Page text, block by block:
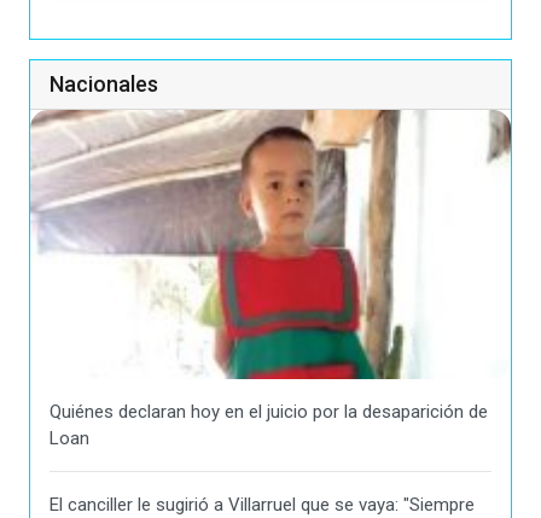
Nacionales
Quiénes declaran hoy en el juicio por la desaparición de
Loan
El canciller le sugirió a Villarruel que se vaya: "Siempre